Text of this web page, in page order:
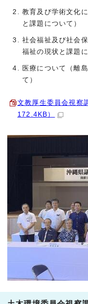
教育及び学術文化
と課題について）
社会福祉及び社会
福祉の現状と課題に
医療について（離
て）
文教厚生委員会視察
172.4KB）